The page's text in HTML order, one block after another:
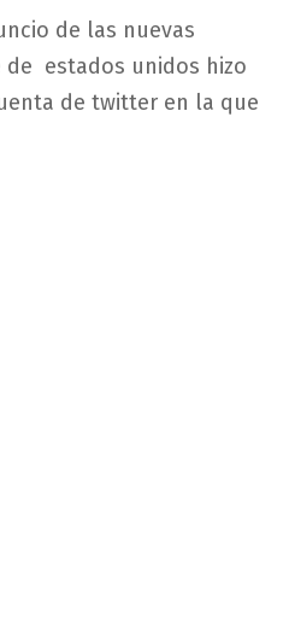
de las nuevas
de estados unidos hizo
de twitter en la que